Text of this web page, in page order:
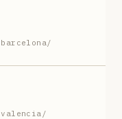
valencia/